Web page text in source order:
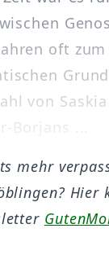
oft zum
von
Borjans ...
mehr
Hier